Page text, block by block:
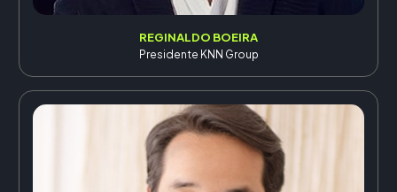
REGINALDO BOEIRA
Presidente KNN Group